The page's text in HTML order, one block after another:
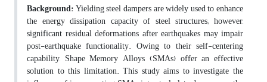
Background:Yielding steel dampers are widely used to enhance
the energy dissipation capacity of steel structures; however,
significant residual deformations after earthquakes may impair
post-earthquake functionality. Owing to their self-centering
capability, Shape Memory Alloys (SMAs) offer an effective
solution to this limitation. This study aims to investigate the